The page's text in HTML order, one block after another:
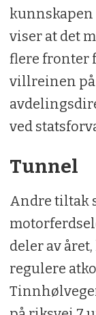
kunnskapen
viser at det
flere fronter
villreinen på
ved
Tunnel
Andre tiltak
deler av
regulere